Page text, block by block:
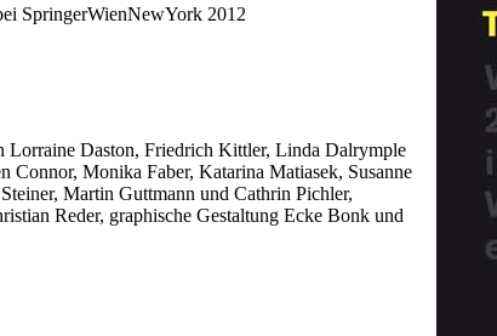
SpringerWienNewYork 2012
Lorraine Daston, Friedrich Kittler, Linda Dalrymple
Connor, Monika Faber, Katarina Matiasek, Susanne
Martin Guttmann und Cathrin Pichler,
Reder, graphische Gestaltung Ecke Bonk und